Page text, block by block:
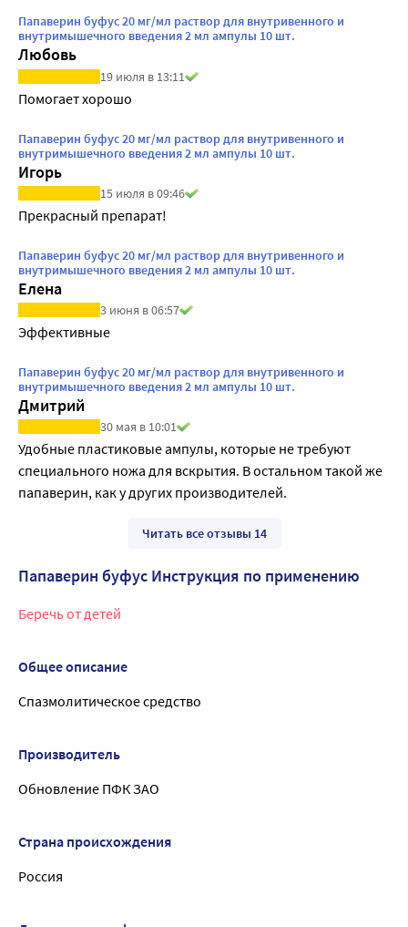
Папаверин буфус 20 мг/мл раствор для внутривенного и
внутримышечного введения 2 мл ампулы 10 шт.
Любовь
19 июля в 13:11
Помогает хорошо
Папаверин буфус 20 мг/мл раствор для внутривенного и
внутримышечного введения 2 мл ампулы 10 шт.
Игорь
15 июля в 09:46
Прекрасный препарат!
Папаверин буфус 20 мг/мл раствор для внутривенного и
внутримышечного введения 2 мл ампулы 10 шт.
Елена
3 июня в 06:57
Эффективные
Папаверин буфус 20 мг/мл раствор для внутривенного и
внутримышечного введения 2 мл ампулы 10 шт.
Дмитрий
30 мая в 10:01
Удобные пластиковые ампулы, которые не требуют
специального ножа для вскрытия. В остальном такой же
папаверин, как у других производителей.
Читать все отзывы 14
Папаверин буфус Инструкция по применению
Беречь от детей
Общее описание
Спазмолитическое средство
Производитель
Обновление ПФК ЗАО
Страна происхождения
Россия